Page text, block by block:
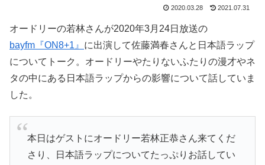
2020.03.28 2021.07.31
オードリーの若林さんが2020年3月24日放送の
bayfm『ON8+1』 に出演して佐藤満春さんと日本語ラップ
についてトーク。オードリーやたりないふたりの漫才やネ
タの中にある日本語ラップからの影響について話していま
した。
本日はゲストにオードリー若林正恭さん来てくだ
さり、日本語ラップについてたっぷりお話してい